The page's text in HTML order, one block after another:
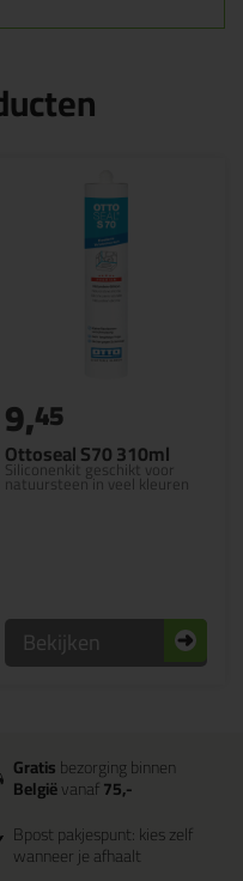
Ottoseal S70 310ml
Siliconenkit geschikt voor
natuursteen in veel kleuren
9,45
Bekijken
Gratisbezorging binnen
Belgiëvanaf75,-
Bpost pakjespunt: kies zelf
wanneer je afhaalt